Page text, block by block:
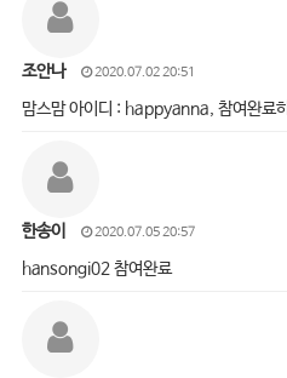
조안나 2020.07.02 20:51
맘스맘 아이디 : happyanna, 참여완료
한송이 2020.07.05 20:57
hansongi02 참여완료